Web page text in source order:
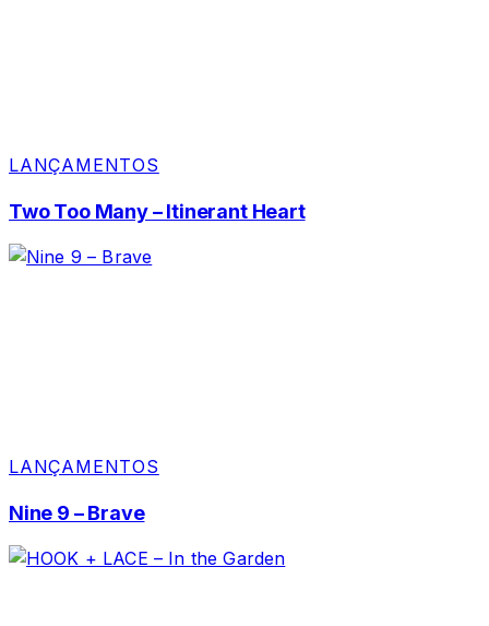
LANÇAMENTOS
Two Too Many – Itinerant Heart
LANÇAMENTOS
Nine 9 – Brave